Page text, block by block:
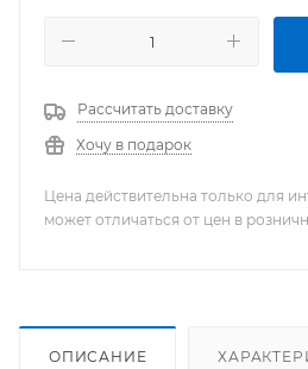
Рассчитать доставку
Хочу в подарок
Цена действительна только для
может отличаться от цен в
ОПИСАНИЕ